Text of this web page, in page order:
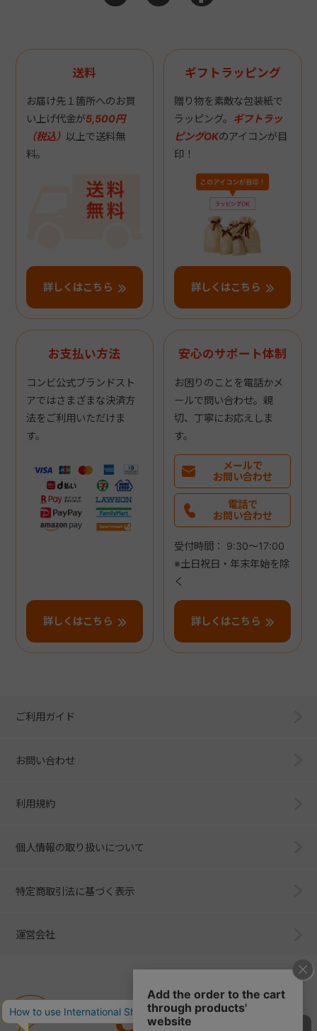
送料
お届け先１箇所へのお買
い上げ代金が5,500円
（税込） 以上で送料無
料。
詳しくはこちら
ギフトラッピング
贈り物を素敵な包装紙で
ラッピング。 ギフトラッ
ピングOKのアイコンが目
印！
詳しくはこちら
お支払い方法
コンビ公式ブランドスト
アではさまざまな決済方
法をご利用いただけま
す。
詳しくはこちら
安心のサポート体制
お困りのことを電話かメ
ールで問い合わせ。親
切、丁寧にお応えしま
す。
メールで
お問い合わせ
電話で
お問い合わせ
受付時間： 9:30～17:00
※土日祝日・年末年始を除
く
詳しくはこちら
ご利用ガイド
お問い合わせ
利用規約
個人情報の取り扱いについて
特定商取引法に基づく表示
運営会社